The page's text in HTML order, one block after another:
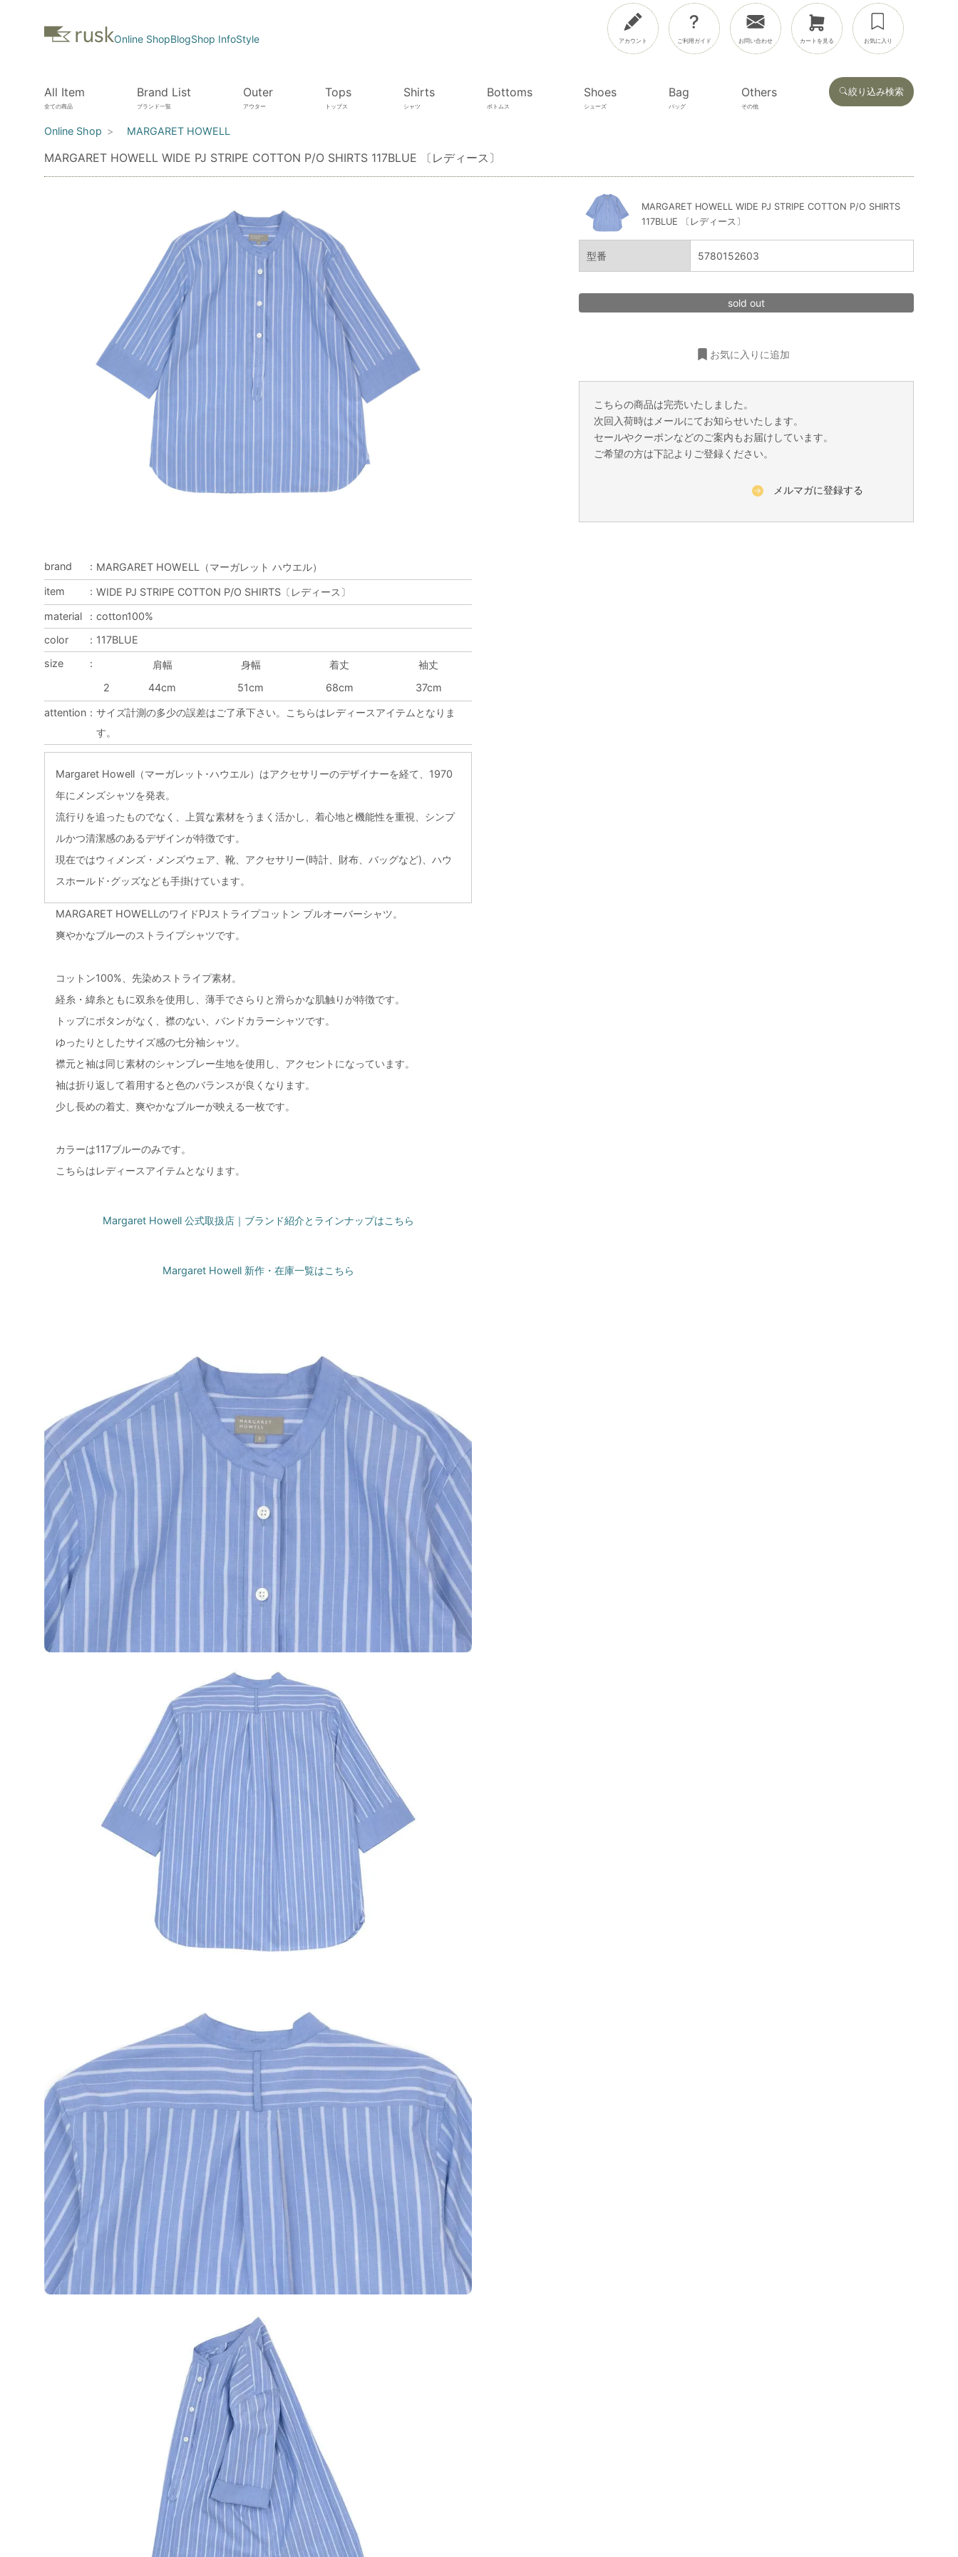
Online ShopBlogShop InfoStyle アカウント ご利用ガイド お問い合わせ カートを見る お気に入り
All Item
全ての商品
Brand List
ブランド一覧
Outer
アウター
Tops
トップス
Shirts
シャツ
Bottoms
ボトムス
Shoes
シューズ
Bag
バッグ
Others
その他
絞り込み検索
Online Shop MARGARET HOWELL
MARGARET HOWELL WIDE PJ STRIPE COTTON P/O SHIRTS 117BLUE 〔レディース〕
MARGARET HOWELL WIDE PJ STRIPE COTTON P/O SHIRTS
117BLUE 〔レディース〕
型番 5780152603
sold out
お気に入りに追加
こちらの商品は完売いたしました。
次回入荷時はメールにてお知らせいたします。
セールやクーポンなどのご案内もお届けしています。
ご希望の方は下記よりご登録ください。
メルマガに登録する
MARGARET HOWELLのワイドPJストライプコットン プルオーバーシャツ。
爽やかなブルーのストライプシャツです。
コットン100%、先染めストライプ素材。
経糸・緯糸ともに双糸を使用し、薄手でさらりと滑らかな肌触りが特徴です。
トップにボタンがなく、襟のない、バンドカラーシャツです。
ゆったりとしたサイズ感の七分袖シャツ。
襟元と袖は同じ素材のシャンブレー生地を使用し、アクセントになっています。
袖は折り返して着用すると色のバランスが良くなります。
少し長めの着丈、爽やかなブルーが映える一枚です。
カラーは117ブルーのみです。
こちらはレディースアイテムとなります。
Margaret Howell 公式取扱店｜ブランド紹介とラインナップはこちら
Margaret Howell 新作・在庫一覧はこちら
Margaret Howell（マーガレット･ハウエル）はアクセサリーのデザイナーを経て、1970
年にメンズシャツを発表。
流行りを追ったものでなく、上質な素材をうまく活かし、着心地と機能性を重視、シンプ
ルかつ清潔感のあるデザインが特徴です。
現在ではウィメンズ・メンズウェア、靴、アクセサリー(時計、財布、バッグなど)、ハウ
スホールド･グッズなども手掛けています。
brand ： MARGARET HOWELL（マーガレット ハウエル）
item
： WIDE PJ STRIPE COTTON P/O SHIRTS〔レディース〕
material
： cotton100%
color
： 117BLUE
size
： 肩幅 身幅 着丈
袖丈
2
44cm 51cm 68cm 37cm
attention ： サイズ計測の多少の誤差はご了承下さい。こちらはレディースアイテムとなりま
す。